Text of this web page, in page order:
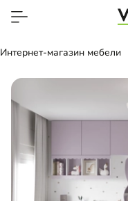
Интернет-магазин мебели